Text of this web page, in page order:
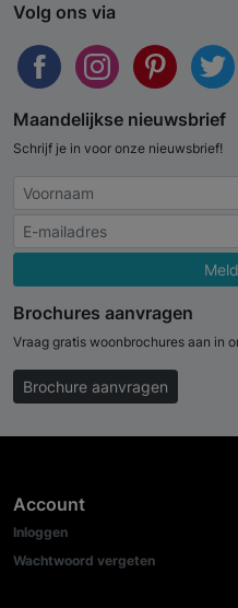
Volg ons via
Maandelijkse nieuwsbrief
Schrijf je in voor onze nieuwsbrief!
Brochures aanvragen
Vraag gratis woonbrochures aan in
Brochure aanvragen
Account
Inloggen
Wachtwoord vergeten